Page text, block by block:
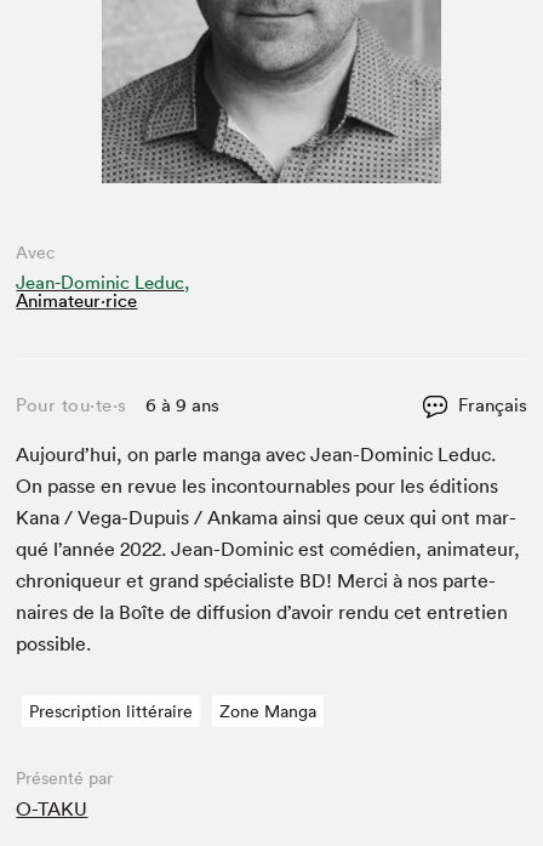
Avec
Jean-Dominic Leduc,
Animateur⋅rice
Pour tou⋅te⋅s 6 à 9 ans Français
Aujourd’hui, on par­le man­ga avec Jean-Dominic Leduc.
On passe en revue les incon­tourn­ables pour les édi­tions
Kana / Vega-Dupuis / Anka­ma ain­si que ceux qui ont mar­
qué l’année2022. Jean-Dominic est comé­di­en, ani­ma­teur,
chroniqueur et grand spé­cial­iste BD! Mer­ci à nos parte­
naires de la Boîte de dif­fu­sion d’avoir ren­du cet entre­tien
possible.
Prescription littéraire Zone Manga
Présenté par
O-TAKU